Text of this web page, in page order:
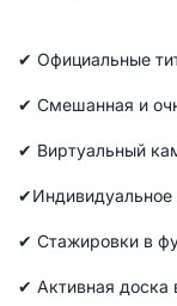
✔ Официальные
✔ Смешанная и
✔ Виртуальный
✔Индивидуальное
✔ Стажировки в
✔ Активная доска